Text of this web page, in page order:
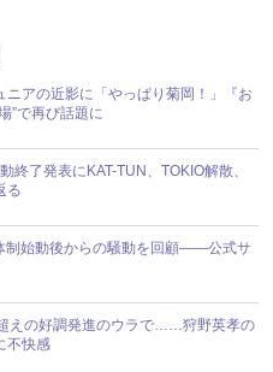
アの近影に「やっぱり菊岡！」『お
”で再び話題に
終了発表にKAT-TUN、TOKIO解散、
る
制始動後からの騒動を回顧――公式サ
えの好調発進のウラで……狩野英孝の
不快感